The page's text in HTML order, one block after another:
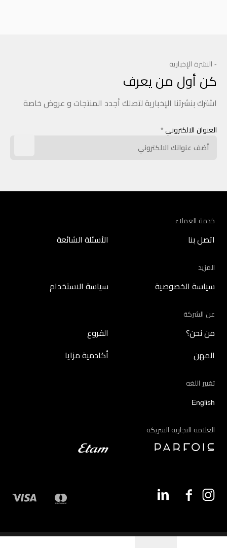
- النشرة الإخبارية
كن أول من يعرف
اشترك بنشرتنا الإخبارية لتصلك أجدد المنتجات و عروض خاصة
العنوان الالكتروني *
خدمة العملاء
اتصل بنا الأسئلة الشائعة
المزيد
سياسة الخصوصية سياسة الاستخدام
عن الشركة
من نحن؟ الفروع
المهن أكادمية مزايا
تغيير اللغه
English
العلامة التجارية الشريكة